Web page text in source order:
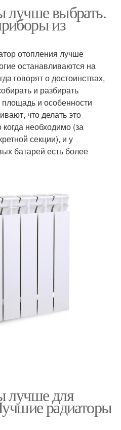
лучше выбрать.
из
отопления лучше
останавливаются на
говорят о достоинствах,
и разбирать
и особенности
что делать это
когда необходимо (за
секции), и у
батарей есть более
лучше для
радиаторы